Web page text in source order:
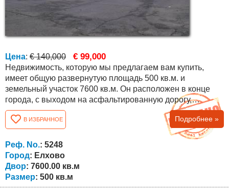
Цена: € 140,000 € 99,000
Недвижимость, которую мы предлагаем вам купить,
имеет общую развернутую площадь 500 кв.м. и
земельный участок 7600 кв.м. Он расположен в конце
города, с выходом на асфальтированную дорогу,
имеется трехфазное и однофазное электричество,
центральное водоснабжение и канализация. В
настоящее время он функционирует как автомастерская
и автомойка, но его можно превратить в супермаркет,
В ИЗБРАННОЕ Подробнее »
Реф. No.: 5248
Город: Елхово
Двор: 7600.00 кв.м
Размер: 500 кв.м